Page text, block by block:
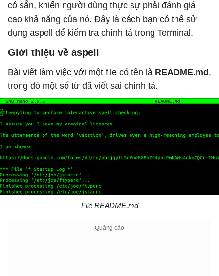
có sẵn, khiến người dùng thực sự phải đánh giá
cao khả năng của nó. Đây là cách bạn có thể sử
dụng aspell để kiểm tra chính tả trong Terminal.
Giới thiệu về aspell
Bài viết làm việc với một file có tên là README.md ,
trong đó một số từ đã viết sai chính tả.
File README.md